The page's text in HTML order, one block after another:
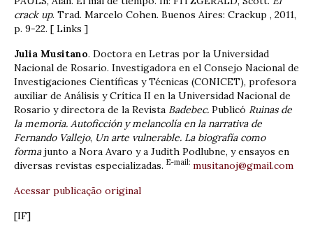
crack up. Trad. Marcelo Cohen. Buenos Aires: Crackup , 2011,
p. 9-22. [ Links ]
Julia Musitano. Doctora en Letras por la Universidad
Nacional de Rosario. Investigadora en el Consejo Nacional de
Investigaciones Científicas y Técnicas (CONICET), profesora
auxiliar de Análisis y Crítica II en la Universidad Nacional de
Rosario y directora de la Revista Badebec. Publicó Ruinas de
la memoria. Autoficción y melancolía en la narrativa de
Fernando Vallejo, Un arte vulnerable. La biografía como
formajunto a Nora Avaro y a Judith Podlubne, y ensayos en
diversas revistas especializadas. E-mail: musitanoj@gmail.com
Acessar publicação original
[IF]